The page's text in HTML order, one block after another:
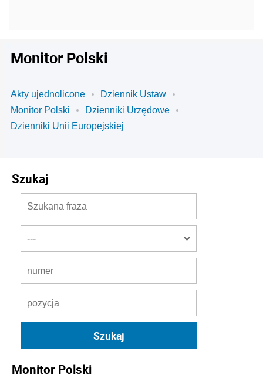
Monitor Polski
Akty ujednolicone
Dziennik Ustaw
Monitor Polski
Dzienniki Urzędowe
Dzienniki Unii Europejskiej
Szukaj
Monitor Polski